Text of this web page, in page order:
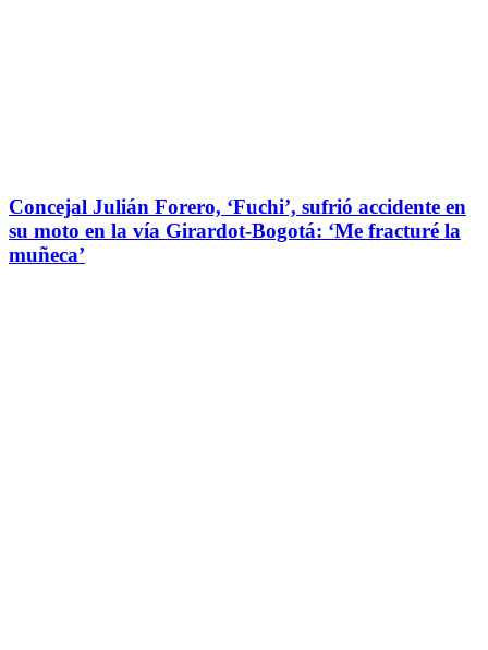
Concejal Julián Forero, ‘Fuchi’, sufrió accidente en
su moto en la vía Girardot-Bogotá: ‘Me fracturé la
muñeca’